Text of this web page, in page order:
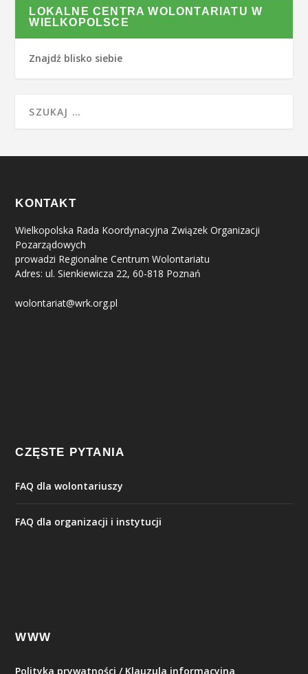
LOKALNE CENTRA WOLONTARIATU W
WIELKOPOLSCE
Znajdź blisko siebie
KONTAKT
Wielkopolska Rada Koordynacyjna Związek Organizacji
Pozarządowych
prowadzi Regionalne Centrum Wolontariatu
Adres: ul. Sienkiewicza 22, 60-818 Poznań
wolontariat@wrk.org.pl
CZĘSTE PYTANIA
FAQ dla wolontariuszy
FAQ dla organizacji i instytucji
WWW
Polityka prywatności / Klauzula informacyjna